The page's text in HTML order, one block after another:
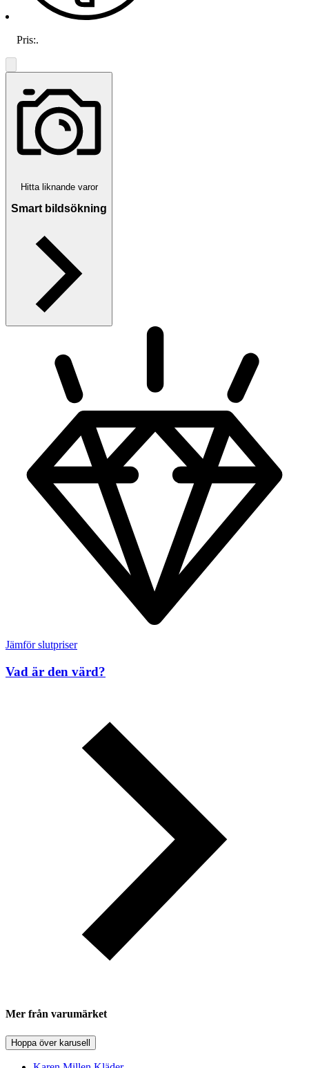
Pris:.
Hitta liknande varor
Smart bildsökning
Jämför slutpriser
Vad är den värd?
Mer från varumärket
Hoppa över karusell